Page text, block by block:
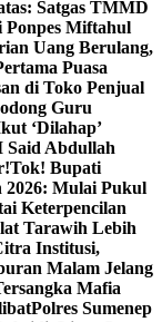
Satgas TMMD
Ponpes Miftahul
Uang Berulang,
Puasa
di Toko Penjual
Guru
‘Dilahap’
Said Abdullah
Tok! Bupati
2026: Mulai Pukul
Keterpencilan
Tarawih Lebih
Institusi,
Malam Jelang
Mafia
Polres Sumenep